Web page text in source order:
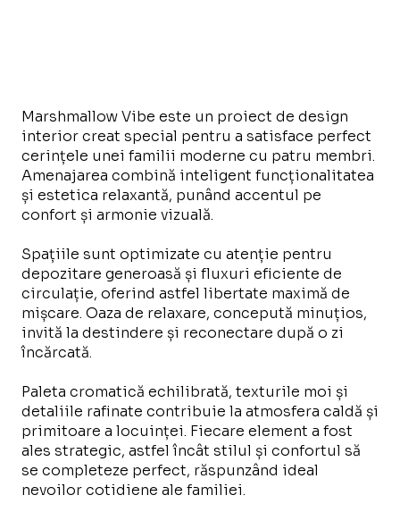
Marshmallow Vibe este un proiect de design
interior creat special pentru a satisface perfect
cerințele unei familii moderne cu patru membri.
Amenajarea combină inteligent funcționalitatea
și estetica relaxantă, punând accentul pe
confort și armonie vizuală.
Spațiile sunt optimizate cu atenție pentru
depozitare generoasă și fluxuri eficiente de
circulație, oferind astfel libertate maximă de
mișcare. Oaza de relaxare, concepută minuțios,
invită la destindere și reconectare după o zi
încărcată.
Paleta cromatică echilibrată, texturile moi și
detaliile rafinate contribuie la atmosfera caldă și
primitoare a locuinței. Fiecare element a fost
ales strategic, astfel încât stilul și confortul să
se completeze perfect, răspunzând ideal
nevoilor cotidiene ale familiei.